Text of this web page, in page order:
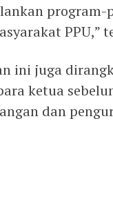
program-
PPU,”
ini juga
ketua
dan